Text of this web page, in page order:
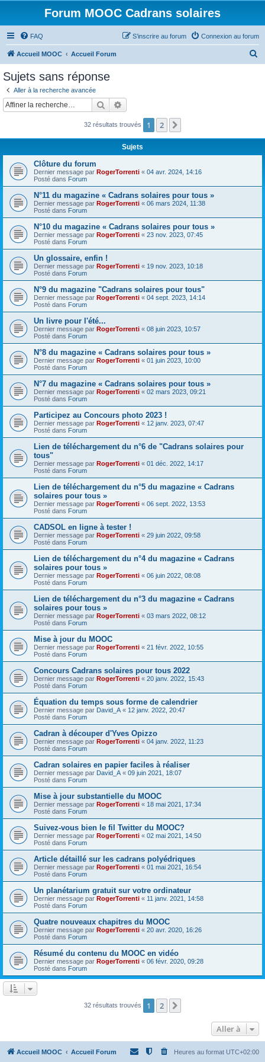
Forum MOOC Cadrans solaires
FAQ Connexion au forum
S’inscrire au forum
Accueil MOOC Accueil Forum
c
Sujets sans réponse
Aller à la recherche avancée
Rechercher
32 résultats trouvés 1 2
Sujets
Clôture du forum
Dernier message par RogerTorrenti « 04 avr. 2024, 14:16
Posté dans Forum
N°11 du magazine « Cadrans solaires pour tous »
Dernier message par RogerTorrenti « 06 mars 2024, 11:38
Posté dans Forum
N°10 du magazine « Cadrans solaires pour tous »
Dernier message par RogerTorrenti « 23 nov. 2023, 07:45
Posté dans Forum
Un glossaire, enfin !
Dernier message par RogerTorrenti « 19 nov. 2023, 10:18
Posté dans Forum
N°9 du magazine "Cadrans solaires pour tous"
Dernier message par RogerTorrenti « 04 sept. 2023, 14:14
Posté dans Forum
Un livre pour l'été...
Dernier message par RogerTorrenti « 08 juin 2023, 10:57
Posté dans Forum
N°8 du magazine « Cadrans solaires pour tous »
Dernier message par RogerTorrenti « 01 juin 2023, 10:00
Posté dans Forum
N°7 du magazine « Cadrans solaires pour tous »
Dernier message par RogerTorrenti « 02 mars 2023, 09:21
Posté dans Forum
Participez au Concours photo 2023 !
Dernier message par RogerTorrenti « 12 janv. 2023, 07:47
Posté dans Forum
Lien de téléchargement du n°6 de "Cadrans solaires pour
tous"
Dernier message par RogerTorrenti « 01 déc. 2022, 14:17
Posté dans Forum
Lien de téléchargement du n°5 du magazine « Cadrans
solaires pour tous »
Dernier message par RogerTorrenti « 06 sept. 2022, 13:53
Posté dans Forum
CADSOL en ligne à tester !
Dernier message par RogerTorrenti « 29 juin 2022, 09:58
Posté dans Forum
Lien de téléchargement du n°4 du magazine « Cadrans
solaires pour tous »
Dernier message par RogerTorrenti « 06 juin 2022, 08:08
Posté dans Forum
Lien de téléchargement du n°3 du magazine « Cadrans
solaires pour tous »
Dernier message par RogerTorrenti « 03 mars 2022, 08:12
Posté dans Forum
Mise à jour du MOOC
Dernier message par RogerTorrenti « 21 févr. 2022, 10:55
Posté dans Forum
Concours Cadrans solaires pour tous 2022
Dernier message par RogerTorrenti « 20 janv. 2022, 15:43
Posté dans Forum
Équation du temps sous forme de calendrier
Dernier message par David_A « 12 janv. 2022, 20:47
Posté dans Forum
Cadran à découper d'Yves Opizzo
Dernier message par RogerTorrenti « 04 janv. 2022, 11:23
Posté dans Forum
Cadran solaires en papier faciles à réaliser
Dernier message par David_A « 09 juin 2021, 18:07
Posté dans Forum
Mise à jour substantielle du MOOC
Dernier message par RogerTorrenti « 18 mai 2021, 17:34
Posté dans Forum
Suivez-vous bien le fil Twitter du MOOC?
Dernier message par RogerTorrenti « 02 mai 2021, 14:50
Posté dans Forum
Article détaillé sur les cadrans polyédriques
Dernier message par RogerTorrenti « 01 mai 2021, 16:54
Posté dans Forum
Un planétarium gratuit sur votre ordinateur
Dernier message par RogerTorrenti « 11 janv. 2021, 14:58
Posté dans Forum
Quatre nouveaux chapitres du MOOC
Dernier message par RogerTorrenti « 20 avr. 2020, 16:26
Posté dans Forum
Résumé du contenu du MOOC en vidéo
Dernier message par RogerTorrenti « 06 févr. 2020, 09:28
Posté dans Forum
32 résultats trouvés 1 2
Aller à
Accueil MOOC Accueil Forum Heures au format UTC+02:00